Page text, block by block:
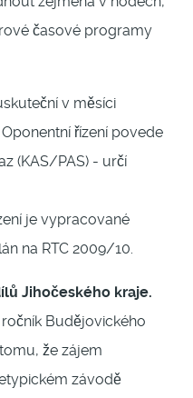
časové programy
v měsíci
Oponentní řízení povede
(KAS/PAS) - určí
je vypracované
na RTC 2009/10.
Jihočeského kraje.
Budějovického
že zájem
závodě